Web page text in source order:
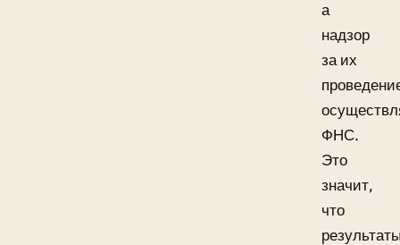
а
надзор
за их
ФНС.
Это
значит,
что